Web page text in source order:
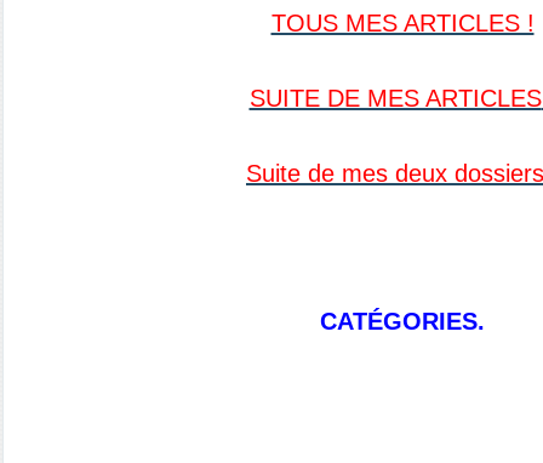
TOUS MES ARTICLES !
SUITE DE MES ARTICLES
Suite de mes deux
CATÉGORIES.